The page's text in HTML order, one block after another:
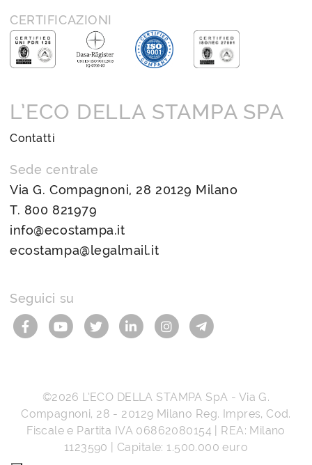
CERTIFICAZIONI
L’ECO DELLA STAMPA SPA
Contatti
Sede centrale
Via G. Compagnoni, 28 20129 Milano
T. 800 821979
info@ecostampa.it
ecostampa@legalmail.it
Seguici su
©2026 L’ECO DELLA STAMPA SpA - Via G.
Compagnoni, 28 - 20129 Milano Reg. Impres, Cod.
Fiscale e Partita IVA 06862080154 | REA: Milano
1123590 | Capitale: 1.500.000 euro